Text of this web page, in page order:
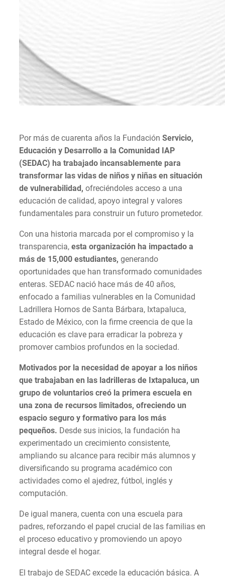
Por más de cuarenta años la Fundación Servicio,
Educación y Desarrollo a la Comunidad IAP
(SEDAC) ha trabajado incansablemente para
transformar las vidas de niños y niñas en situación
de vulnerabilidad, ofreciéndoles acceso a una
educación de calidad, apoyo integral y valores
fundamentales para construir un futuro prometedor.
Con una historia marcada por el compromiso y la
transparencia, esta organización ha impactado a
más de 15,000 estudiantes, generando
oportunidades que han transformado comunidades
enteras. SEDAC nació hace más de 40 años,
enfocado a familias vulnerables en la Comunidad
Ladrillera Hornos de Santa Bárbara, Ixtapaluca,
Estado de México, con la firme creencia de que la
educación es clave para erradicar la pobreza y
promover cambios profundos en la sociedad.
Motivados por la necesidad de apoyar a los niños
que trabajaban en las ladrilleras de Ixtapaluca, un
grupo de voluntarios creó la primera escuela en
una zona de recursos limitados, ofreciendo un
espacio seguro y formativo para los más
pequeños. Desde sus inicios, la fundación ha
experimentado un crecimiento consistente,
ampliando su alcance para recibir más alumnos y
diversificando su programa académico con
actividades como el ajedrez, fútbol, inglés y
computación.
De igual manera, cuenta con una escuela para
padres, reforzando el papel crucial de las familias en
el proceso educativo y promoviendo un apoyo
integral desde el hogar.
El trabajo de SEDAC excede la educación básica. A